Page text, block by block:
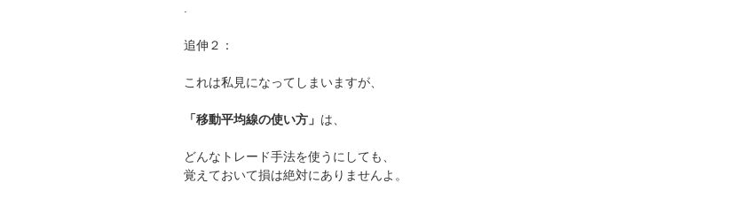
追伸２：
これは私見になってしまいますが、
「移動平均線の使い方」 は、
どんなトレード手法を使うにしても、
覚えておいて損は絶対にありませんよ。